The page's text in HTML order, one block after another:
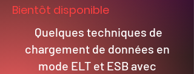
Bientôt disponible
Quelques techniques de
chargement de données en
mode ELT et ESB avec